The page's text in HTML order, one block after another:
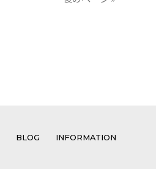
BLOG INFORMATION